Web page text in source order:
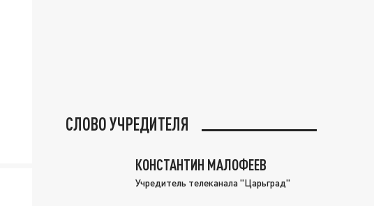
СЛОВО УЧРЕДИТЕЛЯ
КОНСТАНТИН МАЛОФЕЕВ
Учредитель телеканала "Царьград"